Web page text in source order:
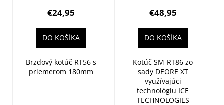
6-dier len pre
resin
platničky
€24,95
DO KOŠÍKA
Brzdový kotúč RT56 s
priemerom 180mm
6-dier Ice
Tech
€48,95
DO KOŠÍKA
Kotúč SM-RT86 zo
sady DEORE XT
využívajúci
technológiu ICE
TECHNOLOGIES